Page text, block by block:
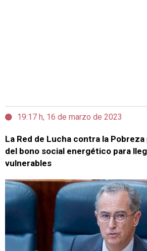
19:17 h, 16 de marzo de 2023
La Red de Lucha contra la
del bono social energético para
vulnerables